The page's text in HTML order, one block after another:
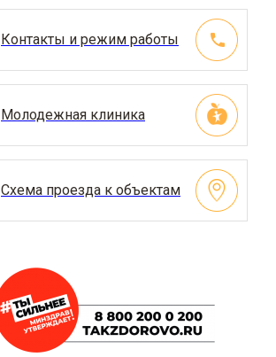
Контакты и режим работы
Молодежная клиника
Схема проезда к объектам